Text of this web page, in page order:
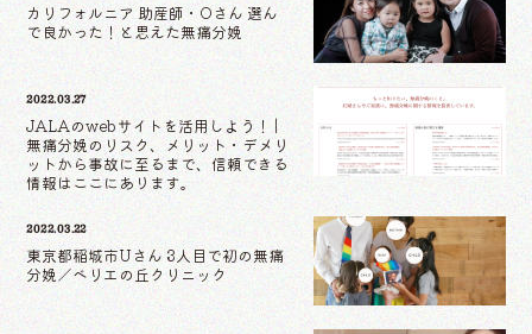
カリフォルニア 助産師・Oさん 選ん
で良かった！と思えた無痛分娩
2022.03.27
JALAのwebサイトを活用しよう！ |
無痛分娩のリスク、メリット・デメリ
ットから事故に至るまで、信頼できる
情報はここにあります。
2022.03.22
東京都稲城市Uさん 3人目で初の無痛
分娩／ベリエの丘クリニック